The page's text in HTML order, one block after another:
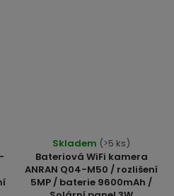
Bateriová WiFi kamera
ANRAN Q04-M50 / rozlišení
5MP / baterie 9600mAh /
Skladem (>5 ks)